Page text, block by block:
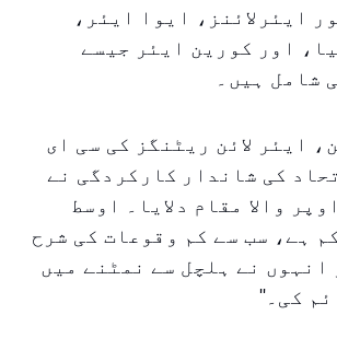
ایئرلائنز، ایوا ایئر،
اور کورین ایئر جیسے
شامل ہیں۔
ایئر لائن ریٹنگز کی سی ای
کی شاندار کارکردگی نے
والا مقام دلایا۔ اوسط
ہے، سب سے کم وقوعات کی شرح
انہوں نے ہلچل سے نمٹنے میں
کی۔''